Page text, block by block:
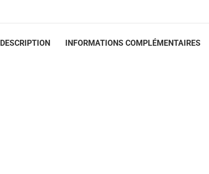
DESCRIPTION INFORMATIONS COMPLÉMENTAIRES